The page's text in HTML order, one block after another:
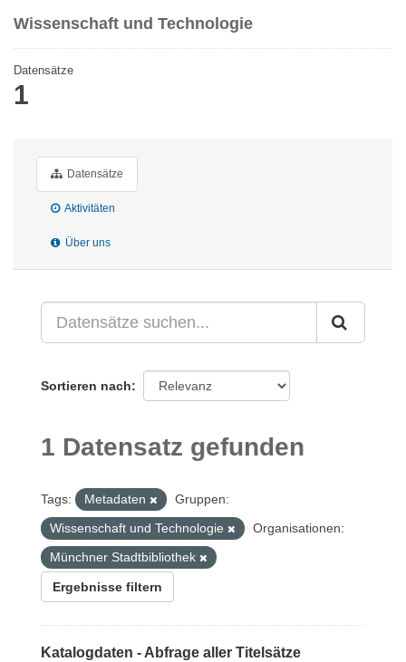
Wissenschaft und Technologie
Datensätze
1
Datensätze
Aktivitäten
Über uns
Sortieren nach
1 Datensatz gefunden
Tags: Metadaten
Gruppen:
Wissenschaft und Technologie
Organisationen:
Münchner Stadtbibliothek
Ergebnisse filtern
Katalogdaten - Abfrage aller Titelsätze